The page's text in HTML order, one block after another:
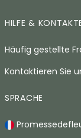
HILFE &
Häufig gestellte
Kontaktieren Sie
SPRACHE